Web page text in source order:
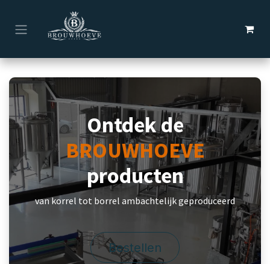
Overslaan naar inhoud
Ontdek de
BROUWHOEVE
producten
van korrel tot borrel ambachtelijk geproduceerd
Bestellen